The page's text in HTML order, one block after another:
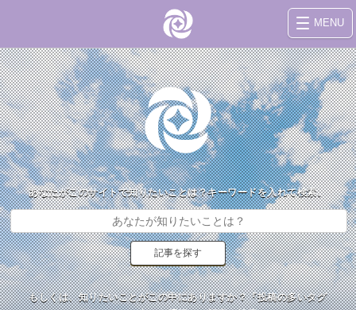
MENU
あなたがこのサイトで知りたいことは？キーワードを入れて検索。
もしくは、知りたいことがこの中にありますか？『投稿の多いタグ